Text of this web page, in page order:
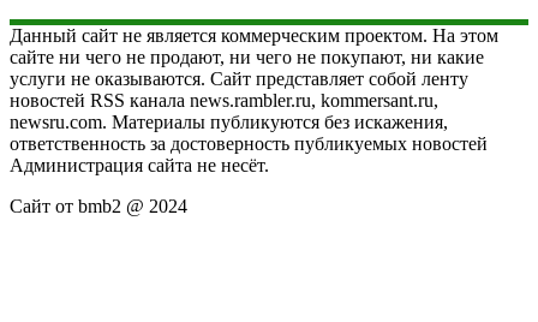
Данный сайт не является коммерческим проектом. На этом
сайте ни чего не продают, ни чего не покупают, ни какие
услуги не оказываются. Сайт представляет собой ленту
новостей RSS канала news.rambler.ru, kommersant.ru,
newsru.com. Материалы публикуются без искажения,
ответственность за достоверность публикуемых новостей
Администрация сайта не несёт.
Сайт от bmb2 @ 2024